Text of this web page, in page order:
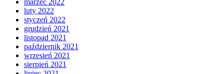
luty 2022
styczeń 2022
grudzień 2021
listopad 2021
październik 2021
wrzesień 2021
sierpień 2021